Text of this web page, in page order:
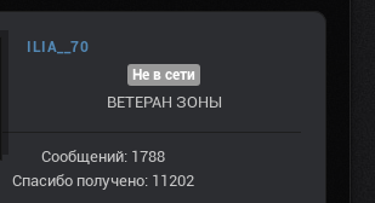
ILIA__70
Не в сети
ВЕТЕРАН ЗOНЫ
Сообщений: 1788
Спасибо получено: 11202